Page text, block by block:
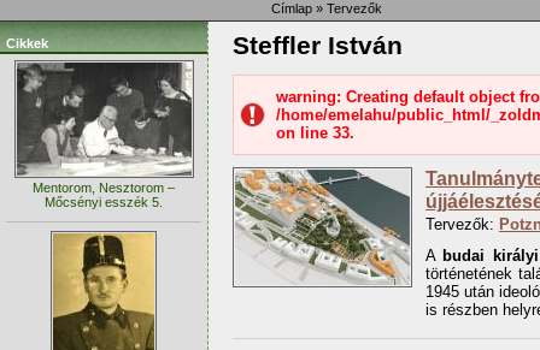
Címlap » Tervezők
Cikkek
Mentorom, Nesztorom –
Mőcsényi esszék 5.
Steffler István
warning: Creating default object
/home/emelahu/public_html/
on line 33.
Tervezők:
A budai
történetének
1945 után
is részben